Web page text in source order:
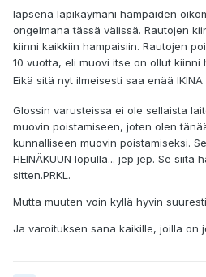
lapsena läpikäymäni hampaiden
ongelmana tässä välissä. Rautojen
kiinni kaikkiin hampaisiin. Rautojen
10 vuotta, eli muovi itse on ollut kiinni
Eikä sitä nyt ilmeisesti saa enää IKINÄ
Glossin varusteissa ei ole sellaista
muovin poistamiseen, joten olen
kunnalliseen muovin poistamiseksi.
HEINÄKUUN lopulla... jep jep. Se siitä
sitten.PRKL.
Mutta muuten voin kyllä hyvin
Ja varoituksen sana kaikille, joilla on